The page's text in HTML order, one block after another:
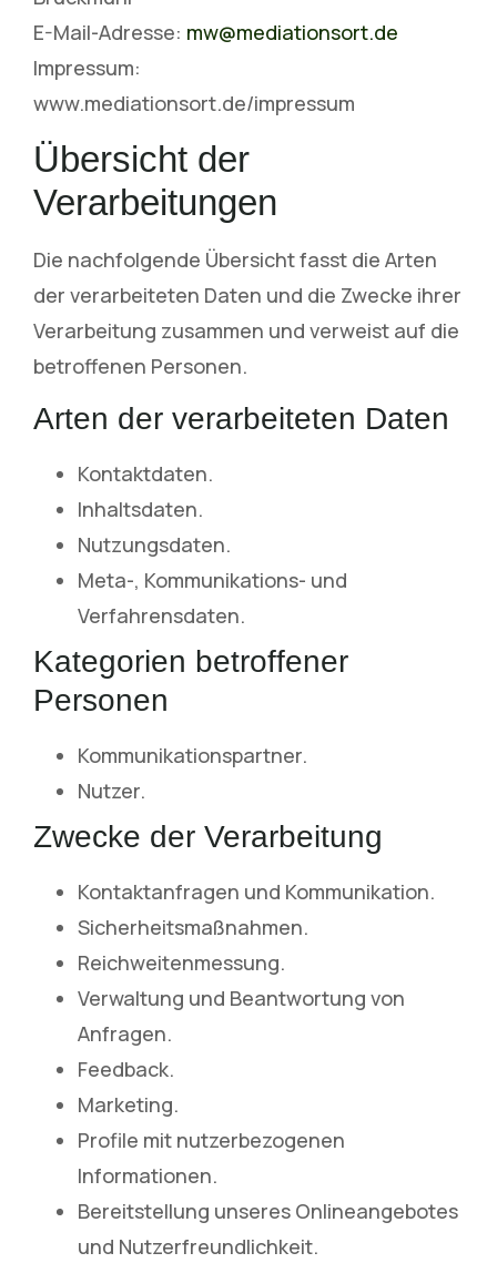
E-Mail-Adresse: mw@mediationsort.de
Impressum:
www.mediationsort.de/impressum
Übersicht der
Verarbeitungen
Die nachfolgende Übersicht fasst die Arten
der verarbeiteten Daten und die Zwecke ihrer
Verarbeitung zusammen und verweist auf die
betroffenen Personen.
Arten der verarbeiteten Daten
Kontaktdaten.
Inhaltsdaten.
Nutzungsdaten.
Meta-, Kommunikations- und
Verfahrensdaten.
Kategorien betroffener
Personen
Kommunikationspartner.
Nutzer.
Zwecke der Verarbeitung
Kontaktanfragen und Kommunikation.
Sicherheitsmaßnahmen.
Reichweitenmessung.
Verwaltung und Beantwortung von
Anfragen.
Feedback.
Marketing.
Profile mit nutzerbezogenen
Informationen.
Bereitstellung unseres Onlineangebotes
und Nutzerfreundlichkeit.